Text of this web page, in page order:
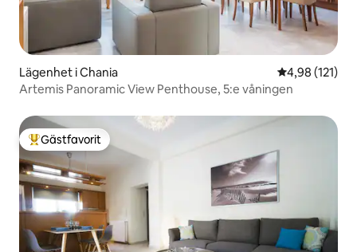
Lägenhet i Chania 4,98 av 5 i
4,98 (121)
Artemis Panoramic View Penthouse, 5:e våningen
Populär gästfavorit
Gästfavorit